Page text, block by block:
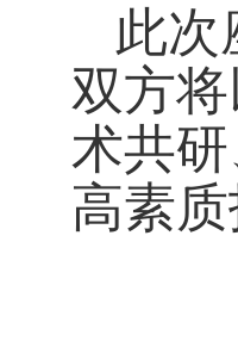
此次
双方
术共
高素